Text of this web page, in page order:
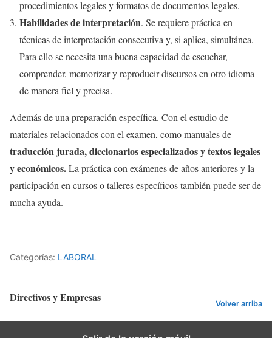
procedimientos legales y formatos de documentos legales.
Habilidades de interpretación. Se requiere práctica en
técnicas de interpretación consecutiva y, si aplica, simultánea.
Para ello se necesita una buena capacidad de escuchar,
comprender, memorizar y reproducir discursos en otro idioma
de manera fiel y precisa.
Además de una preparación específica. Con el estudio de
materiales relacionados con el examen, como manuales de
traducción jurada, diccionarios especializados y textos legales
y económicos.La práctica con exámenes de años anteriores y la
participación en cursos o talleres específicos también puede ser de
mucha ayuda.
Categorías: LABORAL
Directivos y Empresas Volver arriba